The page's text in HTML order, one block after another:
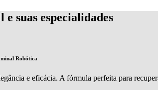
suas especialidades
Robótica
e eficácia. A fórmula perfeita para